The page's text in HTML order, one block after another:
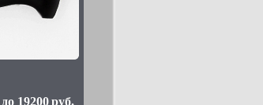
до 19200руб.